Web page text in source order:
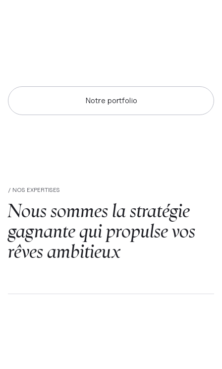
Notre portfolio
/ NOS EXPERTISES
Nous sommes la stratégie
gagnante qui propulse vos
rêves ambitieux